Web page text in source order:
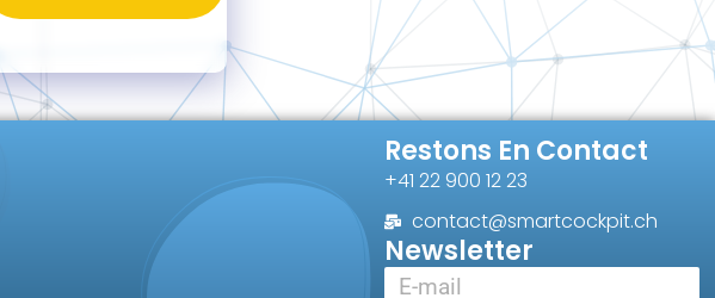
Restons En Contact
+41 22 900 12 23
contact@smartcockpit.ch
Newsletter